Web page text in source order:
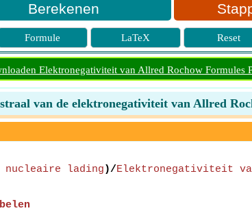
Formule LaTeX Reset
Elektronegativiteit van Allred Rochow Formules
van de elektronegativiteit van Allred
nucleaire lading )/Elektronegativiteit